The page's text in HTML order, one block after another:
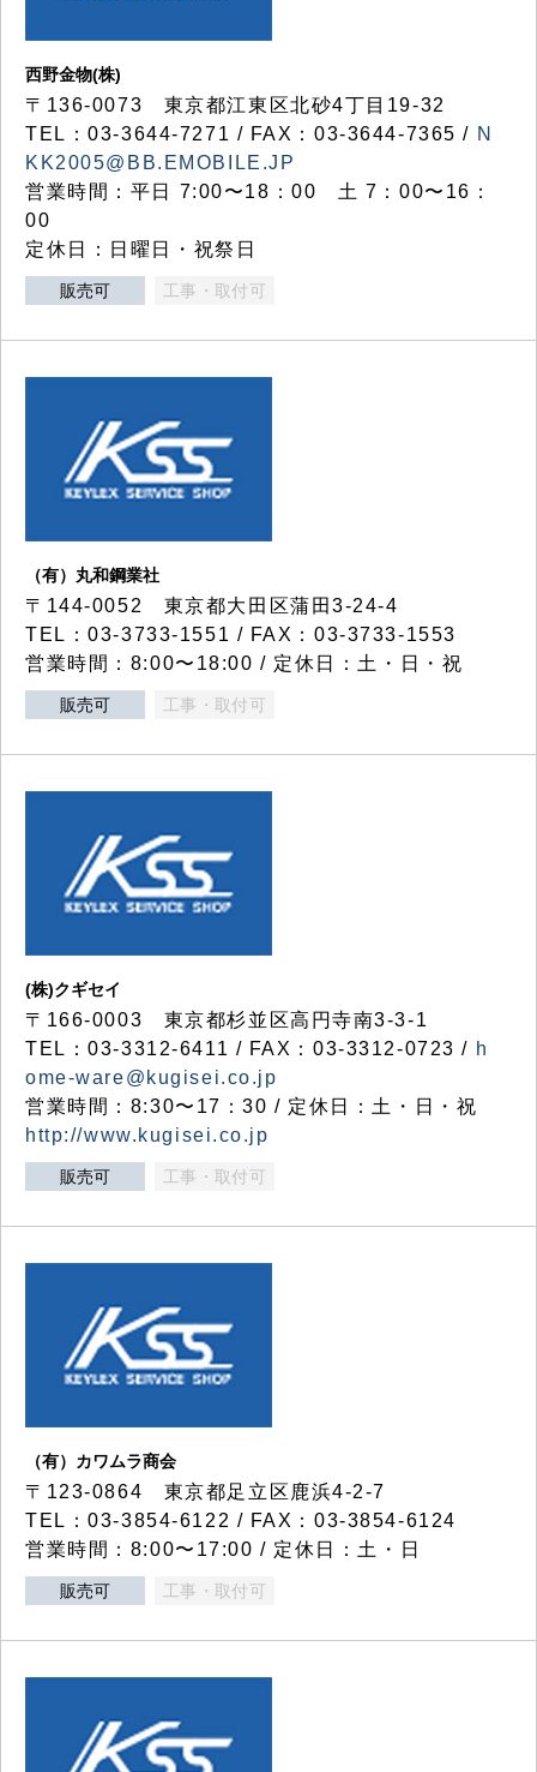
西野金物(株)
〒136-0073 東京都江東区北砂4丁目19-32
TEL：03‐3644‐7271 / FAX：03-3644-7365 / N
KK2005@BB.EMOBILE.JP
営業時間：平日 7:00〜18：00 土 7：00〜16：
00
定休日：日曜日・祝祭日
販売可 工事・取付可
（有）丸和鋼業社
〒144-0052 東京都大田区蒲田3-24-4
TEL：03-3733-1551 / FAX：03-3733-1553
営業時間：8:00〜18:00 / 定休日：土・日・祝
販売可 工事・取付可
(株)クギセイ
〒166-0003 東京都杉並区高円寺南3-3-1
TEL：03-3312-6411 / FAX：03-3312-0723 / h
ome-ware@kugisei.co.jp
営業時間：8:30〜17：30 / 定休日：土・日・祝
http://www.kugisei.co.jp
販売可 工事・取付可
（有）カワムラ商会
〒123-0864 東京都足立区鹿浜4-2-7
TEL：03-3854-6122 / FAX：03-3854-6124
営業時間：8:00〜17:00 / 定休日：土・日
販売可 工事・取付可